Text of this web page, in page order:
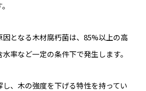
となる木材腐朽菌は、85%以上の高
率など一定の条件下で発生します。
、木の強度を下げる特性を持ってい